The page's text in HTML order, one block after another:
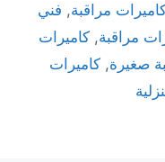
مراقبة, فني
مراقبة, كاميرات
صغيرة, كاميرات